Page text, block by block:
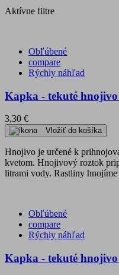
Aktívne filtre
Obľúbené
compare
Rýchly náhľad
Kapka - tekuté
3,30 €
Vložiť do košíka
Hnojivo je určené k
kvetom. Hnojivový roztok
litrami vody. Rastliny hnojíme
Obľúbené
compare
Rýchly náhľad
Kapka - tekuté